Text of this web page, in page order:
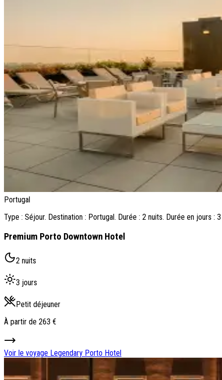
Portugal
Type : Séjour. Destination : Portugal. Durée : 2 nuits. Durée en jours
Premium Porto Downtown Hotel
2 nuits
3 jours
Petit déjeuner
À partir de 263 €
Voir le voyage Legendary Porto Hotel